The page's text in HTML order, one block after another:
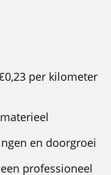
per kilometer
en doorgroei
professioneel